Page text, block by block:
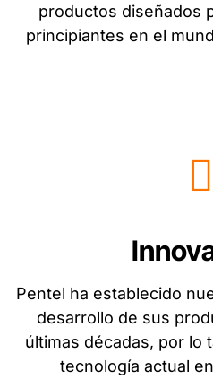
productos diseñados
principiantes en el
Pentel ha establecido
desarrollo de sus
últimas décadas, por lo
tecnología actual